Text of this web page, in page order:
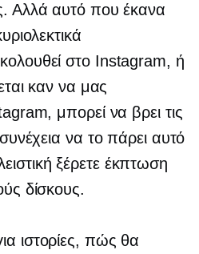
Αλλά αυτό που έκανα
στο Instagram, ή
καν να μας
μπορεί να βρει τις
να το πάρει αυτό
ξέρετε έκπτωση
δίσκους.
ιστορίες, πώς θα